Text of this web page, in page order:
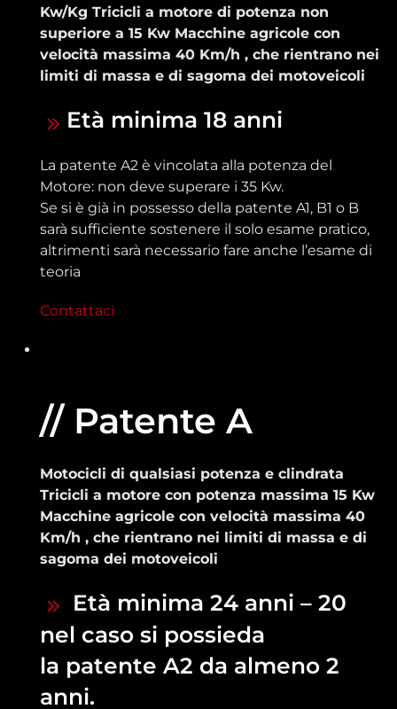
Kw/Kg Tricicli a motore di potenza non
superiore a 15 Kw Macchine agricole con
velocità massima 40 Km/h , che rientrano nei
limiti di massa e di sagoma dei motoveicoli
Età minima 18 anni
La patente A2 è vincolata alla potenza del
Motore: non deve superare i 35 Kw.
Se si è già in possesso della patente A1, B1 o B
sarà sufficiente sostenere il solo esame pratico,
altrimenti sarà necessario fare anche l’esame di
teoria
Contattaci
// Patente A
Motocicli di qualsiasi potenza e clindrata
Tricicli a motore con potenza massima 15 Kw
Macchine agricole con velocità massima 40
Km/h , che rientrano nei limiti di massa e di
sagoma dei motoveicoli
Età minima 24 anni – 20
nel caso si possieda
la patente A2 da almeno 2
anni.